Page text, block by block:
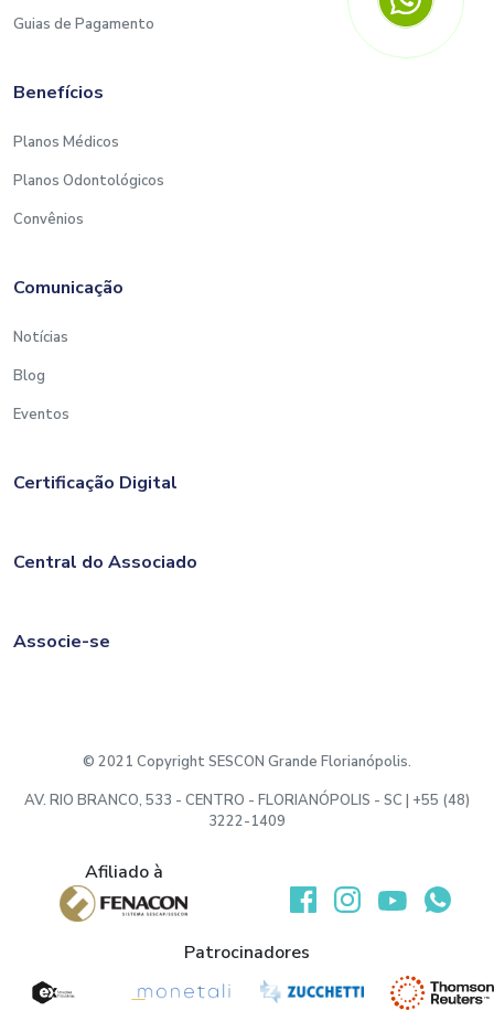
Guias de Pagamento
Benefícios
Planos Médicos
Planos Odontológicos
Convênios
Comunicação
Notícias
Blog
Eventos
Certificação Digital
Central do Associado
Associe-se
© 2021 Copyright SESCON Grande Florianópolis.
AV. RIO BRANCO, 533 - CENTRO - FLORIANÓPOLIS - SC | +55 (48)
3222-1409
Afiliado à
Desenvolvido por:
Patrocinadores